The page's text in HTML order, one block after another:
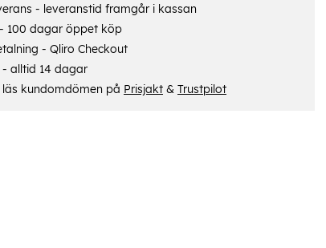
- leveranstid framgår i kassan
100 dagar öppet köp
- Qliro Checkout
alltid 14 dagar
kundomdömen på Prisjakt& Trustpilot